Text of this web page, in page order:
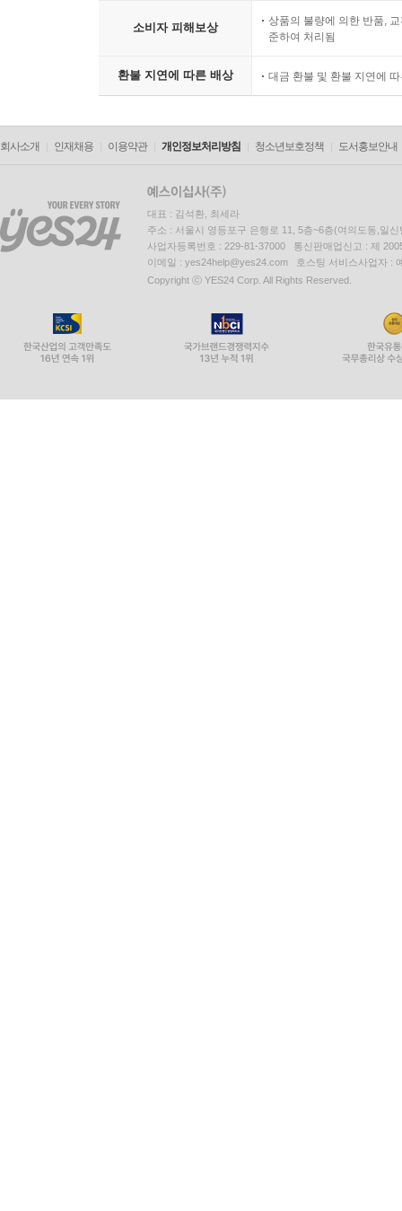
소비자 피해보상
상품의 불량에 의한 반품,
준하여 처리됨
환불 지연에 따른 배상 대금 환불 및 환불 지연에
회사소개 인재채용 이용약관 개인정보처리방침 청소년보호정책 도서홍보안내
대표 : 김석환, 최세라
주소 : 서울시 영등포구 은행로 11, 5층~6층(여의도동,일신
사업자등록번호 : 229-81-37000 통신판매업신고 : 제
이메일 : yes24help@yes24.com 호스팅 서비스사업자 :
Copyright ⓒ YES24 Corp. All Rights Reserved.